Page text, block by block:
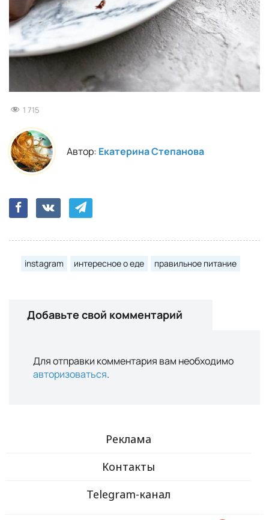
1 715
Автор: Екатерина Степанова
instagram интересное о еде правильное питание
Добавьте свой комментарий
Для отправки комментария вам необходимо
авторизоваться.
Реклама
Контакты
Telegram-канал